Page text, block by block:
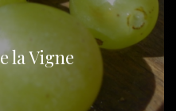
la Vigne